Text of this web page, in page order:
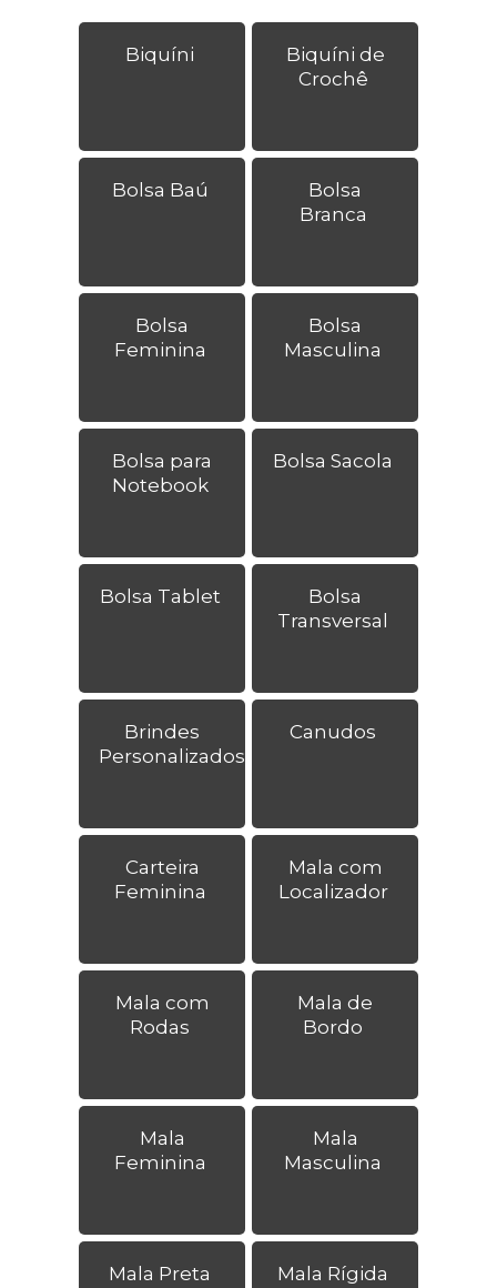
Biquíni
Biquíni de
Crochê
Bolsa Baú
Bolsa
Branca
Bolsa
Feminina
Bolsa
Masculina
Bolsa para
Notebook
Bolsa Sacola
Bolsa Tablet
Bolsa
Transversal
Brindes
Personalizados
Canudos
Carteira
Feminina
Mala com
Localizador
Mala com
Rodas
Mala de
Bordo
Mala
Feminina
Mala
Masculina
Mala Preta Mala Rígida